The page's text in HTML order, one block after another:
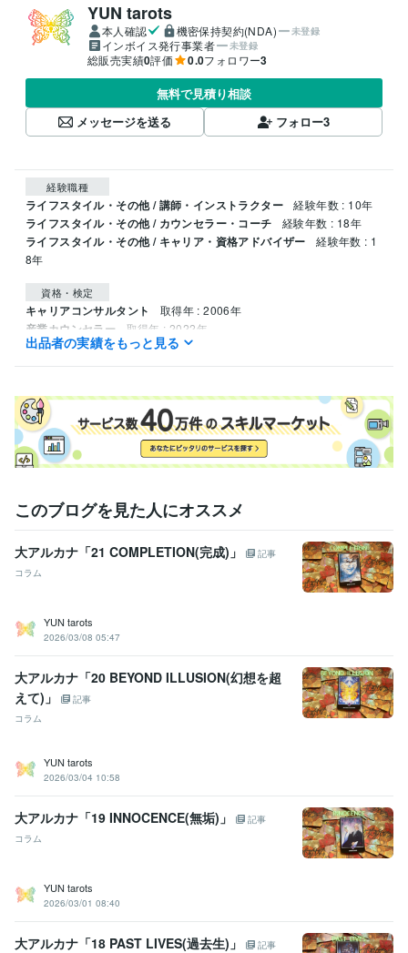
YUN tarots
本人確認 機密保持契約(NDA) 未登録
インボイス発行事業者 未登録
総販売実績0評価 0.0フォロワー3
無料で見積り相談
メッセージを送る
フォロー3
経験職種
ライフスタイル・その他 / 講師・インストラクター 経験年数 : 10年
ライフスタイル・その他 / カウンセラー・コーチ 経験年数 : 18年
ライフスタイル・その他 / キャリア・資格アドバイザー
経験年数 : 1
8年
資格・検定
キャリアコンサルタント 取得年 : 2006年
産業カウンセラー 取得年 : 2022年
Google ドキュメント:6年PowerPoint:20年Word:20年ChatGPT:2年
出品者の実績をもっと見る
このブログを見た人にオススメ
大アルカナ「21 COMPLETION(完成)」
記事
コラム
YUN tarots
2026/03/08 05:47
大アルカナ「20 BEYOND ILLUSION(幻想を超
えて)」
記事
コラム
YUN tarots
2026/03/04 10:58
大アルカナ「19 INNOCENCE(無垢)」
記事
コラム
YUN tarots
2026/03/01 08:40
大アルカナ「18 PAST LIVES(過去生)」
記事